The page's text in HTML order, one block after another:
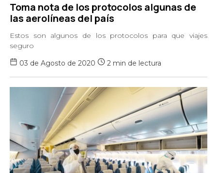
Toma nota de los protocolos algunas de
las aerolíneas del país
Estos son algunos de los protocolos para que viajes
seguro
03 de Agosto de 2020
2 min de lectura